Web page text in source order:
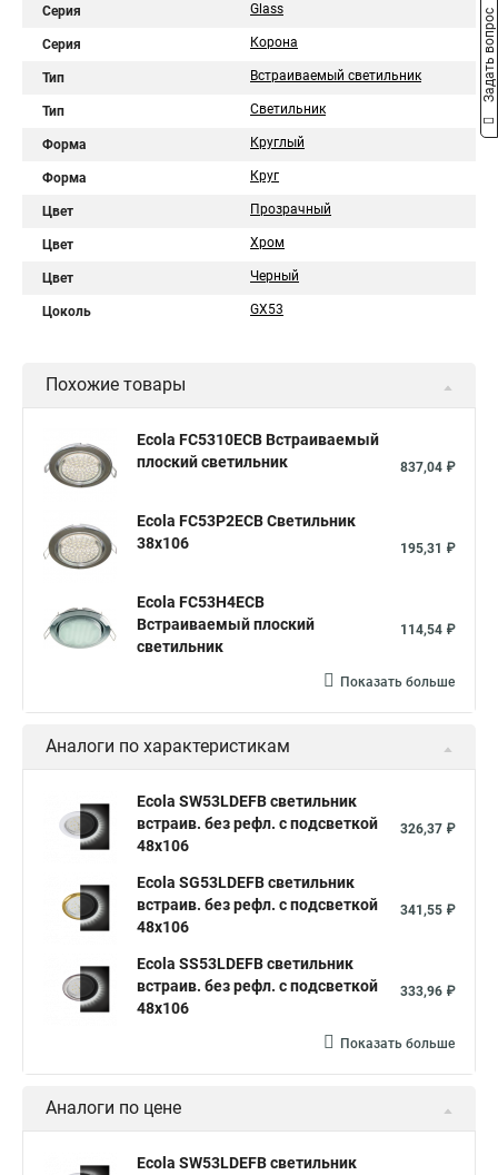
Серия Glass
Серия Корона
Тип Встраиваемый светильник
Тип Светильник
Форма Круглый
Форма Круг
Цвет Прозрачный
Цвет Хром
Цвет Черный
Цоколь GX53
Похожие товары
Ecola FC5310ECB Встраиваемый
плоский светильник
837,04 ₽
Ecola FC53P2ECB Светильник
38x106
195,31 ₽
Ecola FC53H4ECB
Встраиваемый плоский
светильник
114,54 ₽
Показать больше
Аналоги по характеристикам
Ecola SW53LDEFB светильник
встраив. без рефл. с подсветкой
48x106
326,37 ₽
Ecola SG53LDEFB светильник
встраив. без рефл. с подсветкой
48x106
341,55 ₽
Ecola SS53LDEFB светильник
встраив. без рефл. с подсветкой
48x106
333,96 ₽
Показать больше
Аналоги по цене
Ecola SW53LDEFB светильник
Задать вопрос